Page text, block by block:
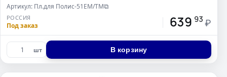
Артикул: Пл.для Полис-51ЕМ/ТМ⧉
РОССИЯ
Под заказ 639 93 ₽
шт В корзину